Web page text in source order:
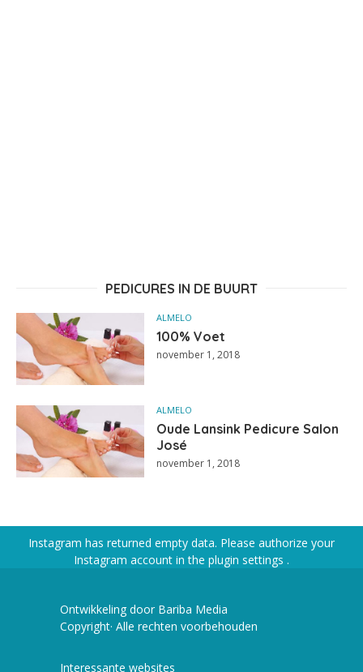
PEDICURES IN DE BUURT
ALMELO
100% Voet
november 1, 2018
ALMELO
Oude Lansink Pedicure Salon
José
november 1, 2018
Instagram has returned empty data. Please authorize your
Instagram account in the plugin settings .
Ontwikkeling door Bariba Media
Copyright· Alle rechten voorbehouden
Interessante websites